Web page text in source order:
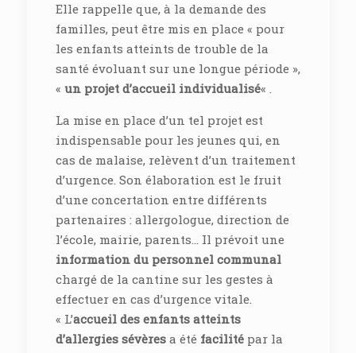
Elle rappelle que, à la demande des
familles, peut être mis en place « pour
les enfants atteints de trouble de la
santé évoluant sur une longue période »,
« un projet d’accueil individualisé« .
La mise en place d’un tel projet est
indispensable pour les jeunes qui, en
cas de malaise, relèvent d’un traitement
d’urgence. Son élaboration est le fruit
d’une concertation entre différents
partenaires : allergologue, direction de
l’école, mairie, parents… Il prévoit une
information du personnel communal
chargé de la cantine sur les gestes à
effectuer en cas d’urgence vitale.
« L’accueil des enfants atteints
d’allergies sévèresa été facilitépar la